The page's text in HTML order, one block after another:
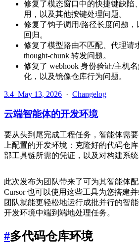
修复了模态窗口中的快捷键缺陷
用，以及其他按键处理问题。
修复了钩子调用/路径长度问题
回归。
修复了模型路由不匹配、代理请
thought-chunk 转发问题。
修复了 webhook 身份验证/主机
化，以及镜像仓库行为问题。
3.4 May 13, 2026 · Changelog
云端智能体的开发环境
要从头到尾完成工程任务，智能体需
上配置的开发环境：克隆好的代码仓
部工具链所需的凭证，以及对构建系统
此次发布为团队带来了可为其智能体
Cursor 也可以使用这些工具为您搭建
团队就能更轻松地运行成批并行的智
开发环境中端到端地处理任务。
#多代码仓库环境